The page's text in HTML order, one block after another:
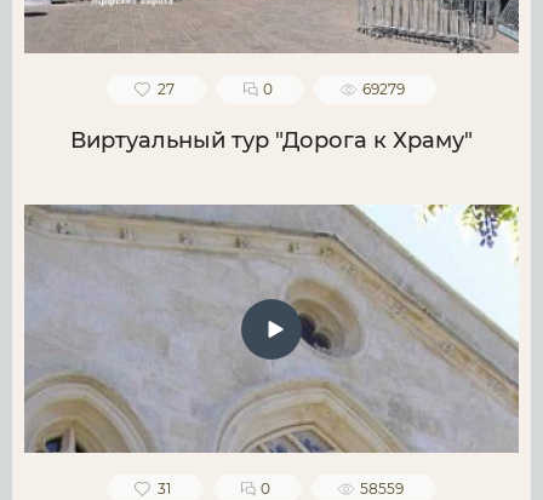
27 0 69279
Виртуальный тур "Дорога к Храму"
31 0 58559